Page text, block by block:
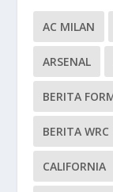
AC MILAN
ARSENAL
BERITA
BERITA WRC
CALIFORNIA